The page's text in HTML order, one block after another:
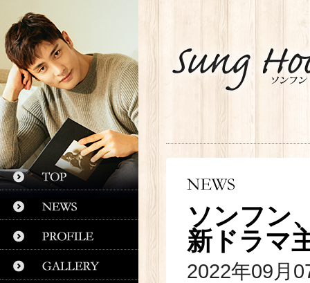
ソンフン
新ドラマ
2022年09月